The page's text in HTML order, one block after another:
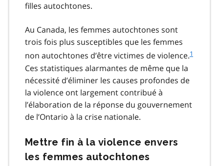
filles autochtones.
Au Canada, les femmes autochtones sont
trois fois plus susceptibles que les femmes
non autochtones d’être victimes de violence.1
Ces statistiques alarmantes de même que la
nécessité d’éliminer les causes profondes de
la violence ont largement contribué à
l’élaboration de la réponse du gouvernement
de l’Ontario à la crise nationale.
Mettre fin à la violence envers
les femmes autochtones